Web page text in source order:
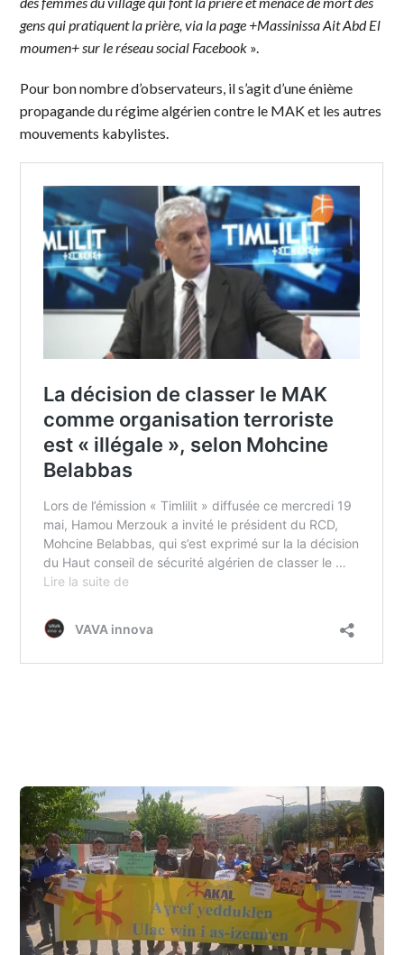
gens qui pratiquent la prière, via la page +Massinissa Ait Abd El
moumen+ sur le réseau social Facebook ».
Pour bon nombre d’observateurs, il s’agit d’une énième
propagande du régime algérien contre le MAK et les autres
mouvements kabylistes.